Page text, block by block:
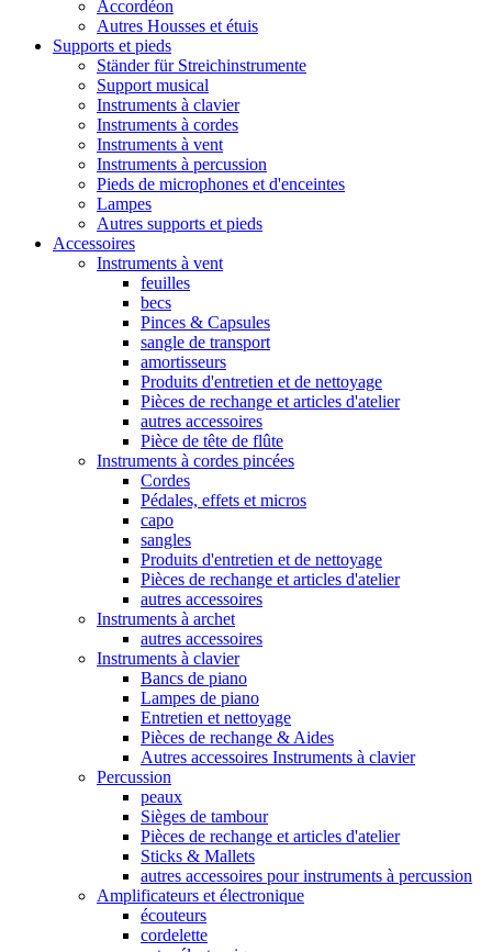
Accordéon
Autres Housses et étuis
Supports et pieds
Ständer für Streichinstrumente
Support musical
Instruments à clavier
Instruments à cordes
Instruments à vent
Instruments à percussion
Pieds de microphones et d'enceintes
Lampes
Autres supports et pieds
Accessoires
Instruments à vent
feuilles
becs
Pinces & Capsules
sangle de transport
amortisseurs
Produits d'entretien et de nettoyage
Pièces de rechange et articles d'atelier
autres accessoires
Pièce de tête de flûte
Instruments à cordes pincées
Cordes
Pédales, effets et micros
capo
sangles
Produits d'entretien et de nettoyage
Pièces de rechange et articles d'atelier
autres accessoires
Instruments à archet
autres accessoires
Instruments à clavier
Bancs de piano
Lampes de piano
Entretien et nettoyage
Pièces de rechange & Aides
Autres accessoires Instruments à clavier
Percussion
peaux
Sièges de tambour
Pièces de rechange et articles d'atelier
Sticks & Mallets
autres accessoires pour instruments à percussion
Amplificateurs et électronique
écouteurs
cordelette